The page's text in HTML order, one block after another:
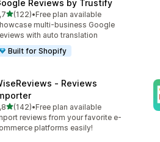
Reviews by Trustify
stelle su 5
(122)
recensioni totali
•Free plan available
multi-business Google
with auto translation
Built for Shopify
‑ Reviews
stelle su 5
(142)
recensioni totali
•Free plan available
reviews from your favorite e-
platforms easily!